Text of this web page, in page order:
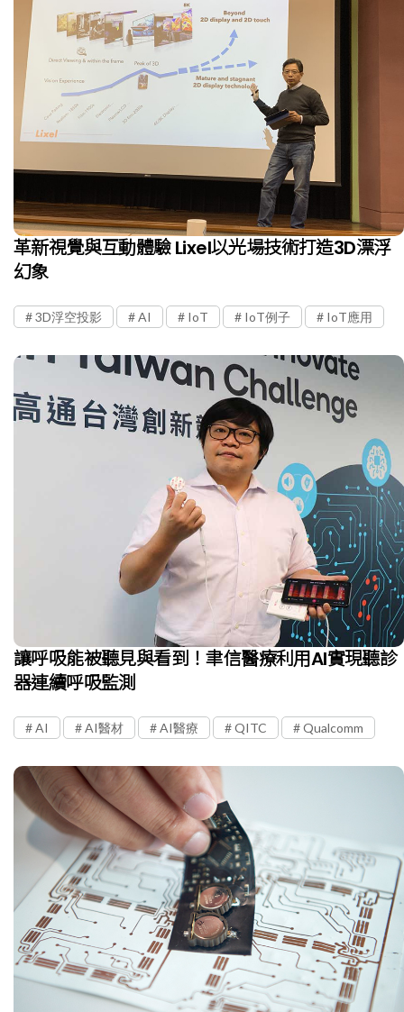
革新視覺與互動體驗 Lixel以光場技術打造3D漂浮
幻象
3D浮空投影 AI IoT IoT例子 IoT應用
讓呼吸能被聽見與看到！聿信醫療利用AI實現聽診
器連續呼吸監測
AI AI醫材 AI醫療 QITC Qualcomm